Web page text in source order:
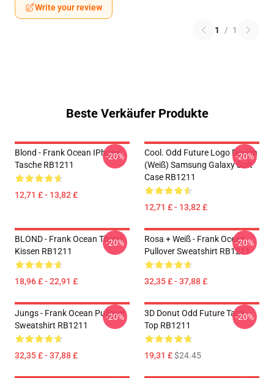
Write your review
1 / 1
Beste Verkäufer Produkte
Blond - Frank Ocean IPhone
Tasche RB1211
12,71 £ - 13,82 £
-20%
Cool. Odd Future Logo Design
(weiß) Samsung Galaxy Soft
Case RB1211
12,71 £ - 13,82 £
-20%
BLOND - Frank Ocean Throw
Kissen RB1211
18,96 £ - 22,91 £
-20%
Rosa + Weiß - Frank Ocean
Pullover Sweatshirt RB1211
32,35 £ - 37,88 £
-20%
Jungs - Frank Ocean Pullover
Sweatshirt RB1211
32,35 £ - 37,88 £
-20%
3D Donut Odd Future Tank
Top RB1211
19,31 £$24.45
-20%